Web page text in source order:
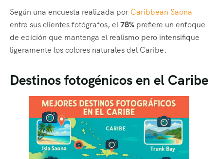
Según una encuesta realizada por Caribbean Saona
entre sus clientes fotógrafos, el78% prefiere un enfoque
de edición que mantenga el realismo pero intensifique
ligeramente los colores naturales del Caribe.
Destinos fotogénicos en el Caribe